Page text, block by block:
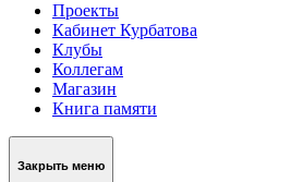
Проекты
Кабинет Курбатова
Клубы
Коллегам
Магазин
Книга памяти
Закрыть меню